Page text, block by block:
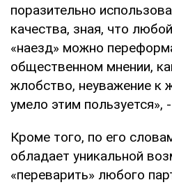
поразительно
качества, зная, что
«наезд» можно
общественном мнении,
жлобство, неуважение к
умело этим пользуется»,
Кроме того, по его
обладает уникальной
«переварить» любого